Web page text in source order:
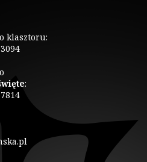
klasztoru:
: